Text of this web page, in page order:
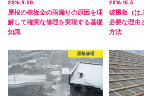
2016.9.20
屋根の棟板金の雨漏りの原因を理
解して確実な修理を実現する基礎
知識
2016.10.5
破風板（は
必要な理由
方法
屋根修理